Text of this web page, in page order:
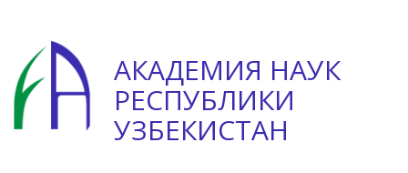
АКАДЕМИЯ НАУК
РЕСПУБЛИКИ
УЗБЕКИСТАН